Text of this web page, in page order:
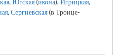
, Югская(икона), Игрицкая,
, Сергиевская(в Троице-